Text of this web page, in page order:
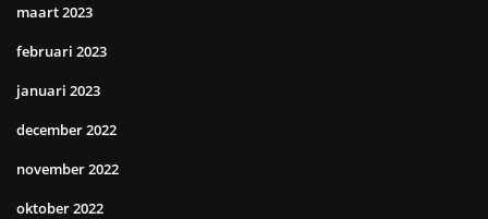
maart 2023
februari 2023
januari 2023
december 2022
november 2022
oktober 2022